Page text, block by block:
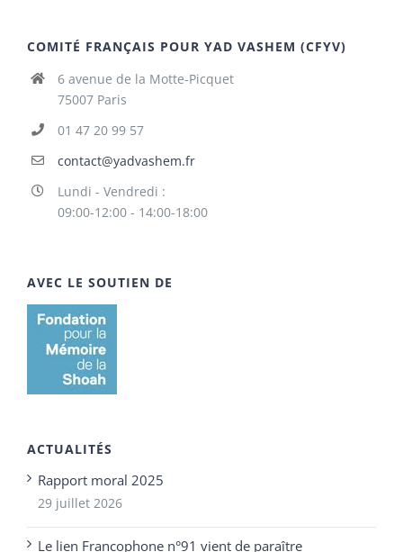
COMITÉ FRANÇAIS POUR YAD VASHEM (CFYV)
6 avenue de la Motte-Picquet
75007 Paris
01 47 20 99 57
contact@yadvashem.fr
Lundi - Vendredi :
09:00-12:00 - 14:00-18:00
AVEC LE SOUTIEN DE
ACTUALITÉS
Rapport moral 2025
29 juillet 2026
Le lien Francophone n°91 vient de paraître